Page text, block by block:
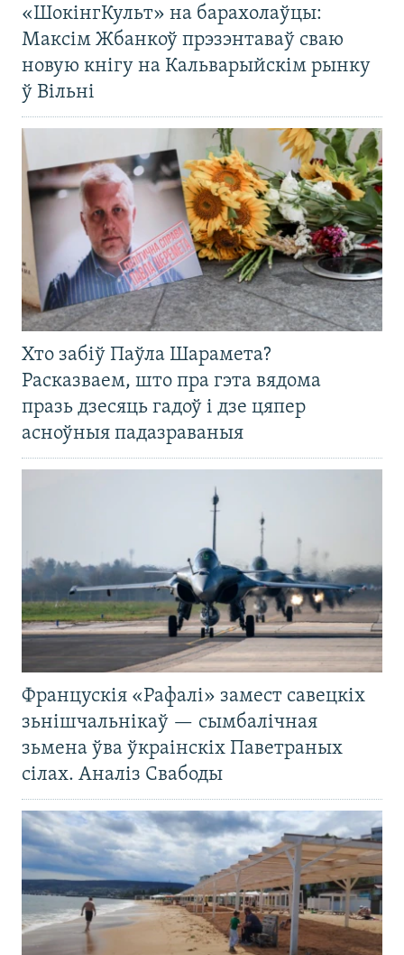
«ШокінгКульт» на барахолаўцы:
Максім Жбанкоў прэзэнтаваў сваю
новую кнігу на Кальварыйскім рынку
ў Вільні
Хто забіў Паўла Шарамета?
Расказваем, што пра гэта вядома
празь дзесяць гадоў і дзе цяпер
асноўныя падазраваныя
Францускія «Рафалі» замест савецкіх
зьнішчальнікаў — сымбалічная
зьмена ўва ўкраінскіх Паветраных
сілах. Аналіз Свабоды